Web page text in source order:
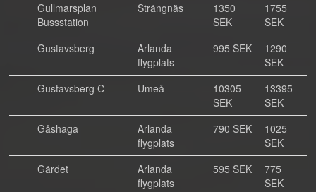
Gullmarsplan
Bussstation
Strängnäs
1350
SEK
1755
SEK
Gustavsberg
Arlanda
flygplats
995 SEK
1290
SEK
Gustavsberg C
Umeå
10305
SEK
13395
SEK
Gåshaga
Arlanda
flygplats
790 SEK
1025
SEK
Gärdet
Arlanda
flygplats
595 SEK
775
SEK